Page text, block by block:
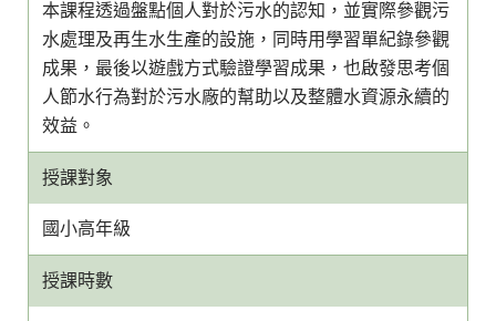
本課程透過盤點個人對於污水的認知，並實際參觀污
水處理及再生水生產的設施，同時用學習單紀錄參觀
成果，最後以遊戲方式驗證學習成果，也啟發思考個
人節水行為對於污水廠的幫助以及整體水資源永續的
效益。
授課對象
國小高年級
授課時數